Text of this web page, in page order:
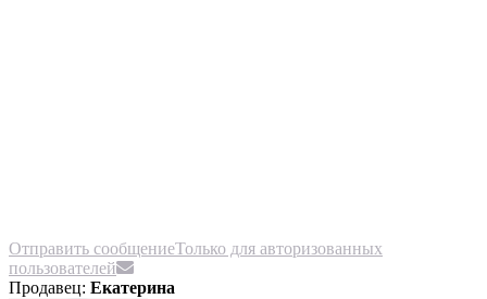
Отправить сообщениеТолько для авторизованных
пользователей
Продавец: Екатерина